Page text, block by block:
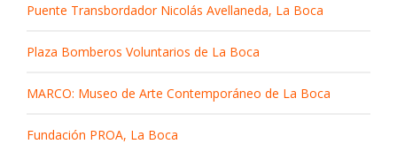
Puente Transbordador Nicolás Avellaneda, La Boca
Plaza Bomberos Voluntarios de La Boca
MARCO: Museo de Arte Contemporáneo de La Boca
Fundación PROA, La Boca